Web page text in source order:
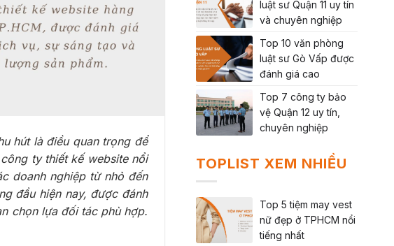
hút là điều quan trọng để
ty thiết kế website nổi
doanh nghiệp từ nhỏ đến
đầu hiện nay, được đánh
chọn lựa đối tác phù hợp.
luật sư Quận 11 uy tín
và chuyên nghiệp
Top 10 văn phòng
luật sư Gò Vấp được
đánh giá cao
Top 7 công ty bảo
vệ Quận 12 uy tín,
chuyên nghiệp
TOPLIST XEM NHIỀU
Top 5 tiệm may vest
nữ đẹp ở TPHCM nổi
tiếng nhất